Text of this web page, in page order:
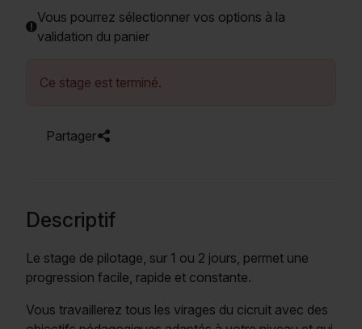
Vous pourrez sélectionner vos options à la
validation du panier
Ce stage est terminé.
Partager
Descriptif
Le stage de pilotage, sur 1 ou 2 jours, permet une
progression facile, rapide et constante.
Vous travaillerez tous les virages du cicruit avec des